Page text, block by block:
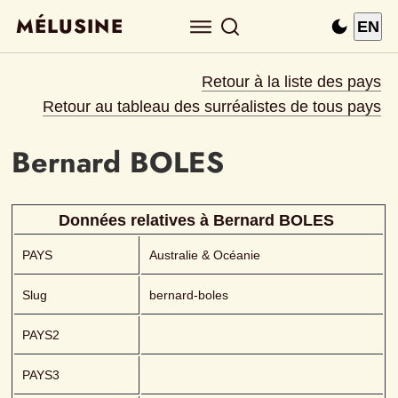
MÉLUSINE EN
Retour à la liste des pays
Retour au tableau des surréalistes de tous pays
Bernard BOLES
Données relatives à Bernard BOLES
PAYS Australie & Océanie
Slug bernard-boles
PAYS2
PAYS3